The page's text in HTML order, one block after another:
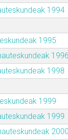
1994
1995
1996
1998
1999
1999
2000